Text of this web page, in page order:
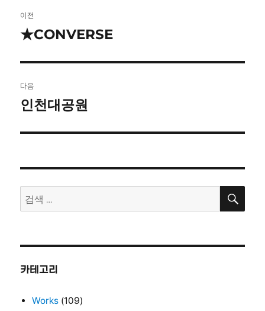
탐
이전
이
글:
★CONVERSE
다음
다
글:
인천대공원
검
색:
검
카테고리
Works (109)